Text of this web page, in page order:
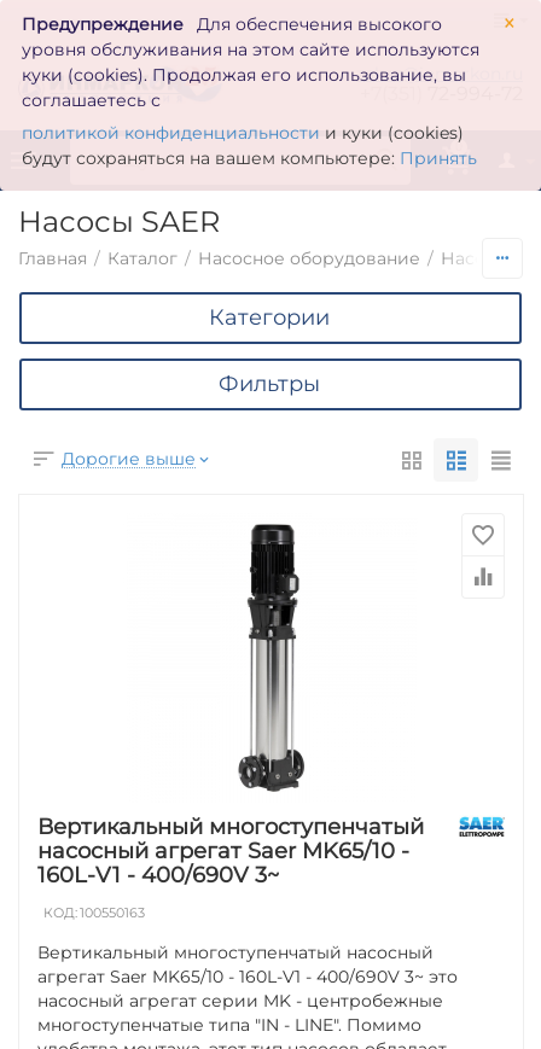
×
Предупреждение
Для обеспечения высокого
уровня обслуживания на этом сайте используются
куки (cookies). Продолжая его использование, вы
соглашаетесь с
политикой конфиденциальности и куки (cookies)
будут сохраняться на вашем компьютере: Принять
zakaz@inmarkon.ru
0
Насосы SAER
Главная / Каталог / Насосное оборудование / Насосы по
Категории
Фильтры
Дорогие выше
Вертикальный многоступенчатый
насосный агрегат Saer MK65/10 -
160L-V1 - 400/690V 3~
КОД:100550163
Вертикальный многоступенчатый насосный
агрегат Saer MK65/10 - 160L-V1 - 400/690V 3~ это
насосный агрегат серии MK - центробежные
многоступенчатые типа "IN - LINE". Помимо